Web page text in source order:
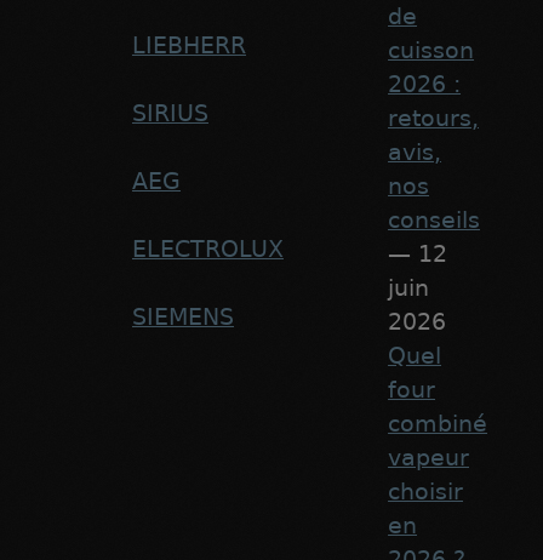
LIEBHERR
SIRIUS
AEG
ELECTROLUX
SIEMENS
de
cuisson
2026 :
retours,
avis,
nos
conseils
— 12
juin
2026
Quel
four
combiné
vapeur
choisir
en